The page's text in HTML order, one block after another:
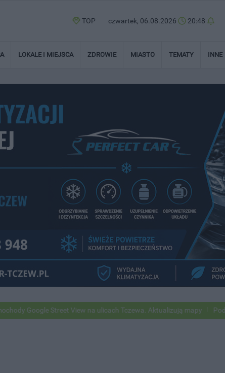
TOP czwartek, 06.08.2026 20:48
LOKALE I MIEJSCA ZDROWIE MIASTO TEMATY INNE
Google Street View na ulicach Tczewa. Aktualizują mapy Pod